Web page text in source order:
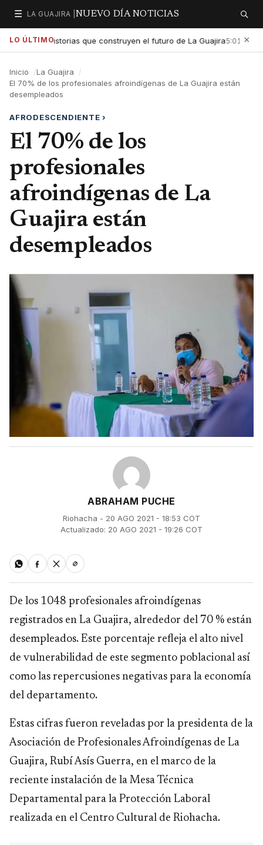
☰
Secciones
LA GUAJIRA | NUEVO DÍA NOTICIAS Buscar
LO ÚLTIMO
las historias que construyen el futuro de La Guajira5:01 PM ×
Inicio
La Guajira
El 70% de los profesionales afroindígenas de La Guajira están
desempleados
AFRODESCENDIENTE›
El 70% de los
profesionales
afroindígenas de La
Guajira están
desempleados
ABRAHAM PUCHE
Riohacha - 20 AGO 2021 - 18:53 COT
Actualizado: 20 AGO 2021 - 19:26 COT
De los 1048 profesionales afroindígenas
registrados en La Guajira, alrededor del 70 % están
desempleados. Este porcentaje refleja el alto nivel
de vulnerabilidad de este segmento poblacional así
como las repercusiones negativas para la economía
del departamento.
Estas cifras fueron reveladas por la presidenta de la
Asociación de Profesionales Afroindígenas de La
Guajira, Rubí Asís Guerra, en el marco de la
reciente instalación de la Mesa Técnica
Departamental para la Protección Laboral
realizada en el Centro Cultural de Riohacha.